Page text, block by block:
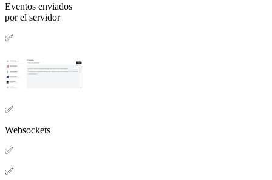
Eventos enviados
por el servidor
✅
✅
Websockets
✅
✅